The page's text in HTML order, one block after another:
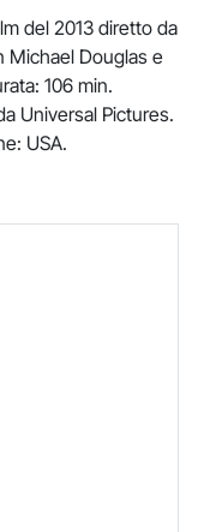
del 2013 diretto da
Michael Douglas e
106 min.
Universal Pictures.
USA.